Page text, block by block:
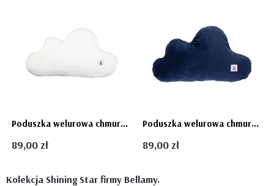
Poduszka welurowa chmurka - biała SNOW Bellamy
89,00 zł
Poduszka welurowa chmurka - Deep Blue Bellamy
89,00 zł
Kolekcja Shining Star firmy Bellamy.